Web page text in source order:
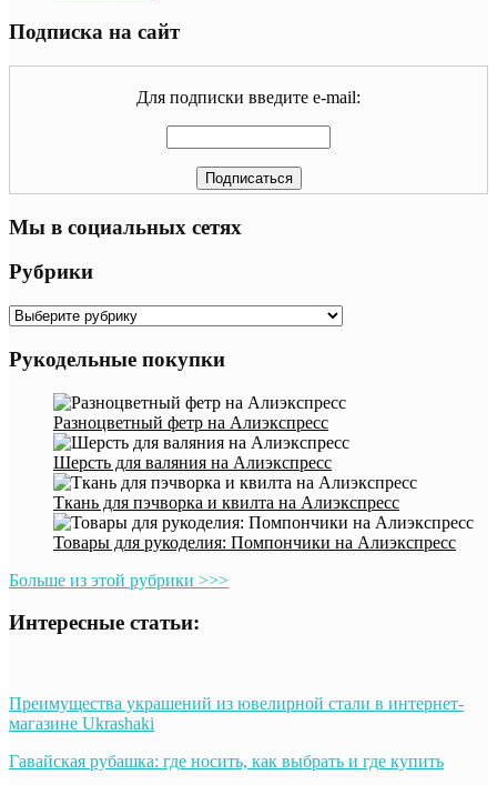
Подписка на сайт
Для подписки введите e-mail:
Мы в социальных сетях
Рубрики
Рубрики
Рукодельные покупки
Разноцветный фетр на Алиэкспресс
Шерсть для валяния на Алиэкспресс
Ткань для пэчворка и квилта на Алиэкспресс
Товары для рукоделия: Помпончики на Алиэкспресс
Больше из этой рубрики >>>
Интересные статьи:
Преимущества украшений из ювелирной стали в интернет-
магазине Ukrashaki
Гавайская рубашка: где носить, как выбрать и где купить